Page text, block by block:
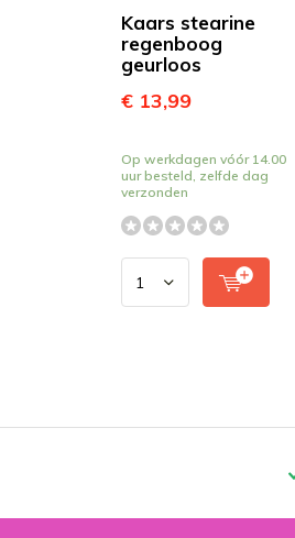
Kaars stearine
regenboog
geurloos
€ 13,99
Op werkdagen vóór 14.00
uur besteld, zelfde dag
verzonden